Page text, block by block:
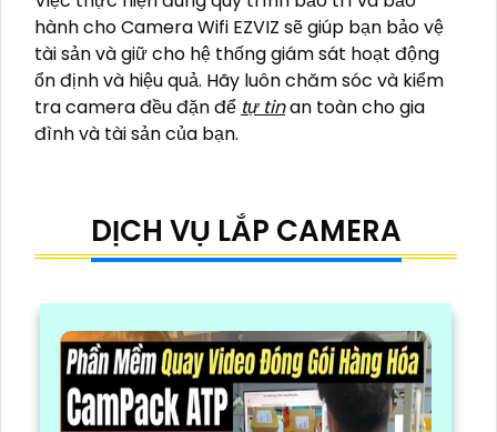
hành cho Camera Wifi EZVIZ sẽ giúp bạn bảo vệ
tài sản và giữ cho hệ thống giám sát hoạt động
ổn định và hiệu quả. Hãy luôn chăm sóc và kiểm
tra camera đều đặn để tự tinan toàn cho gia
đình và tài sản của bạn.
DỊCH VỤ LẮP CAMERA